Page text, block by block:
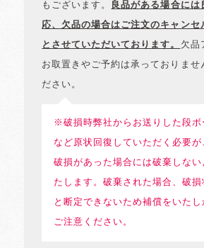
もございます。 良品がある場合には
応、欠品の場合はご注文のキャンセ
とさせていただいております。 欠品
お取置きやご予約は承っておりませ
ださい。
※破損時弊社からお送りした段ボ
など原状回復していただく必要が
破損があった場合には破棄しない
たします。破棄された場合、破損
と断定できないため補償をいた
ご注意ください。